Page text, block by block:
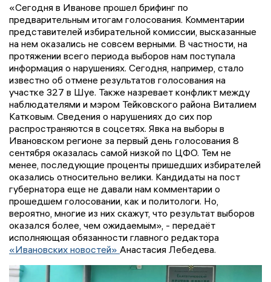
«Сегодня в Иванове прошел брифинг по
предварительным итогам голосования. Комментарии
представителей избирательной комиссии, высказанные
на нем оказались не совсем верными. В частности, на
протяжении всего периода выборов нам поступала
информация о нарушениях. Сегодня, например, стало
известно об отмене результатов голосования на
участке 327 в Шуе. Также назревает конфликт между
наблюдателями и мэром Тейковского района Виталием
Катковым. Сведения о нарушениях до сих пор
распространяются в соцсетях. Явка на выборы в
Ивановском регионе за первый день голосования 8
сентября оказалась самой низкой по ЦФО. Тем не
менее, последующие проценты пришедших избирателей
оказались относительно велики. Кандидаты на пост
губернатора еще не давали нам комментарии о
прошедшем голосовании, как и политологи. Но,
вероятно, многие из них скажут, что результат выборов
оказался более, чем ожидаемым», - передаёт
исполняющая обязанности главного редактора
«Ивановских новостей» Анастасия Лебедева.